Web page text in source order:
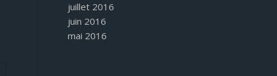
juillet 2016
juin 2016
mai 2016